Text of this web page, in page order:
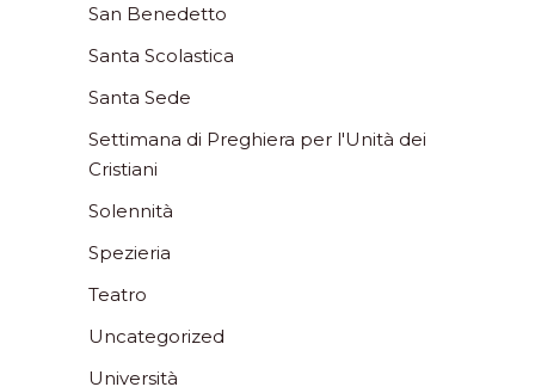
San Benedetto
Santa Scolastica
Santa Sede
Settimana di Preghiera per l'Unità dei
Cristiani
Solennità
Spezieria
Teatro
Uncategorized
Università